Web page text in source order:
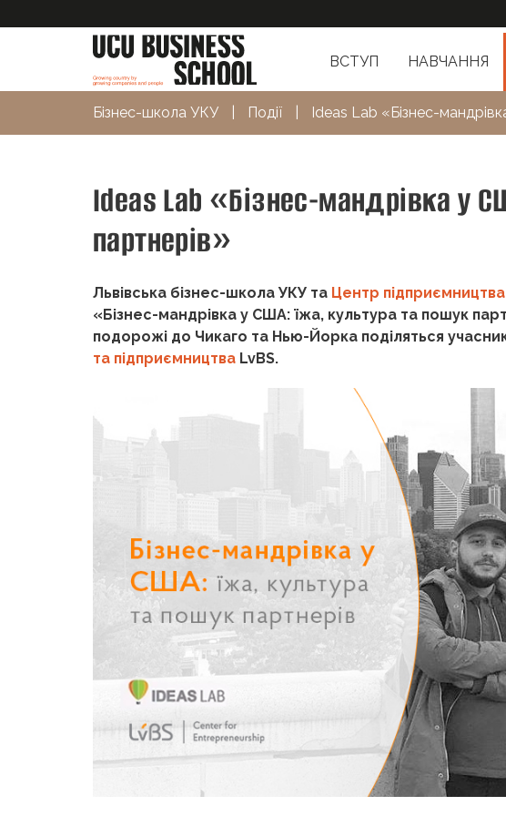
ВСТУП НАВЧАННЯ
Бізнес-школа УКУ Події Ideas Lab «Бізнес-
Ideas Lab «Бізнес-мандрівка у
партнерів»
Львівська бізнес-школа УКУ та Центр
«Бізнес-мандрівка у США: їжа, культура та пошук
подорожі до Чикаго та Нью-Йорка поділяться
та підприємництва LvBS.